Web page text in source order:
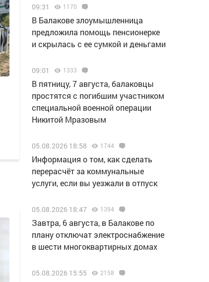
09:31 1170
В Балакове злоумышленница
предложила помощь пенсионерке
и скрылась с ее сумкой и деньгами
09:01 1333
В пятницу, 7 августа, балаковцы
простятся с погибшим участником
специальной военной операции
Никитой Мразовым
05.08.2026 18:58 1744
Информация о том, как сделать
перерасчёт за коммунальные
услуги, если вы уезжали в отпуск
05.08.2026 18:47 1394
Завтра, 6 августа, в Балакове по
плану отключат электроснабжение
в шести многоквартирных домах
05.08.2026 15:55 2158